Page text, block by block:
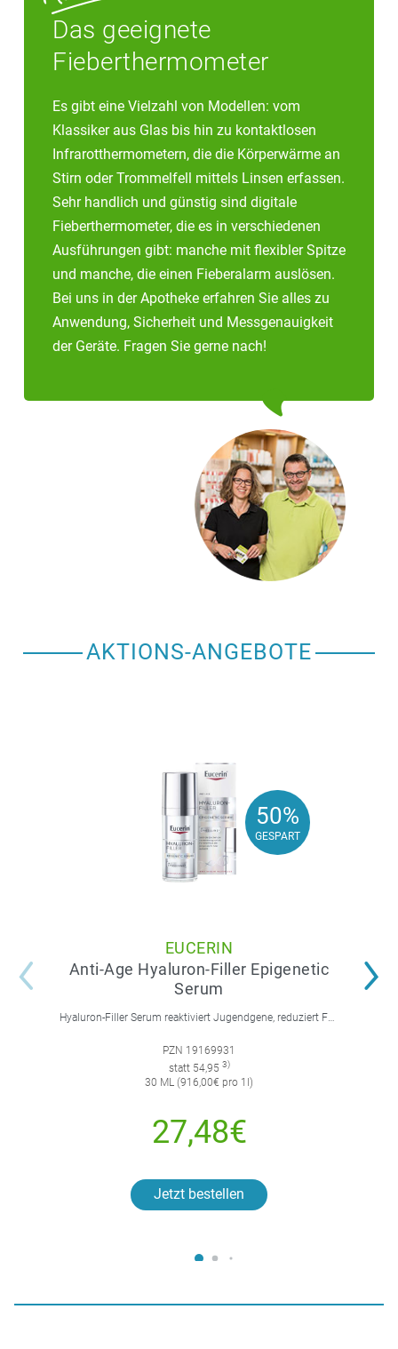
Das geeignete
Fieberthermometer
Es gibt eine Vielzahl von Modellen: vom
Klassiker aus Glas bis hin zu kontaktlosen
Infrarotthermometern, die die Körperwärme an
Stirn oder Trommelfell mittels Linsen erfassen.
Sehr handlich und günstig sind digitale
Fieberthermometer, die es in verschiedenen
Ausführungen gibt: manche mit flexibler Spitze
und manche, die einen Fieberalarm auslösen.
Bei uns in der Apotheke erfahren Sie alles zu
Anwendung, Sicherheit und Messgenauigkeit
der Geräte. Fragen Sie gerne nach!
AKTIONS-ANGEBOTE
50%
GESPART
50%
GESPART
EUCERIN
Anti-Age Hyaluron-Filler Epigenetic
Serum
Hyaluron-Filler Serum reaktiviert Jugendgene, reduziert Falten und feine Linien, spendet intensive Feuchtigkeit und strafft die Gesichtskonturen.
PZN 19169931
statt 54,95 3)
30 ML (916,00€ pro 1l)
27,48€
Jetzt bestellen